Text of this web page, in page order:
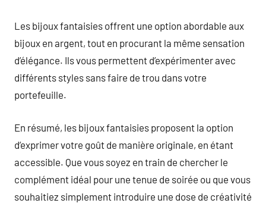
Les bijoux fantaisies offrent une option abordable aux
bijoux en argent, tout en procurant la même sensation
d’élégance. Ils vous permettent d’expérimenter avec
différents styles sans faire de trou dans votre
portefeuille.
En résumé, les bijoux fantaisies proposent la option
d’exprimer votre goût de manière originale, en étant
accessible. Que vous soyez en train de chercher le
complément idéal pour une tenue de soirée ou que vous
souhaitiez simplement introduire une dose de créativité